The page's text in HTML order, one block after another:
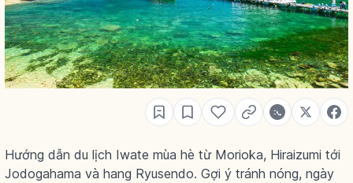
Hướng dẫn du lịch Iwate mùa hè từ Morioka, Hiraizumi tới
Jodogahama và hang Ryusendo. Gợi ý tránh nóng, ngày